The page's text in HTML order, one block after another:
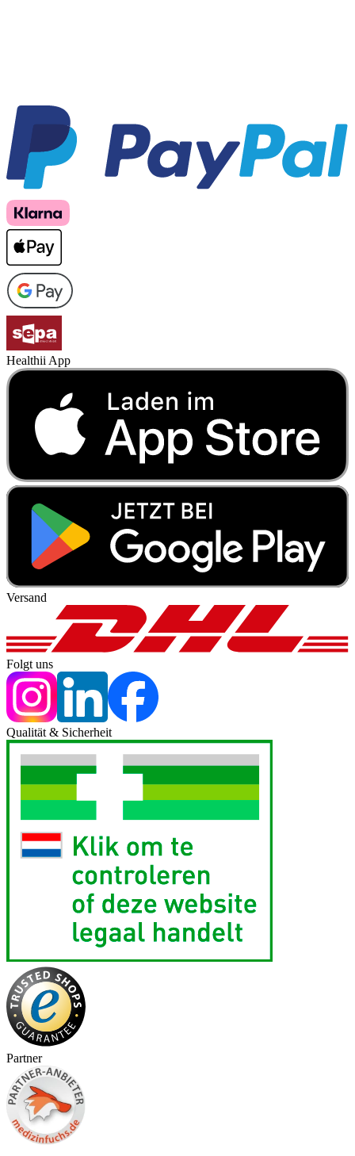
Healthii App
Versand
Folgt uns
Qualität & Sicherheit
Partner